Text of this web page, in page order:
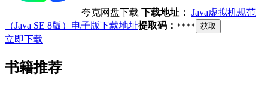
夸克网盘下载 下载地址： Java虚拟机规范
（Java SE 8版）电子版下载地址提取码： **** 获取
立即下载
书籍推荐